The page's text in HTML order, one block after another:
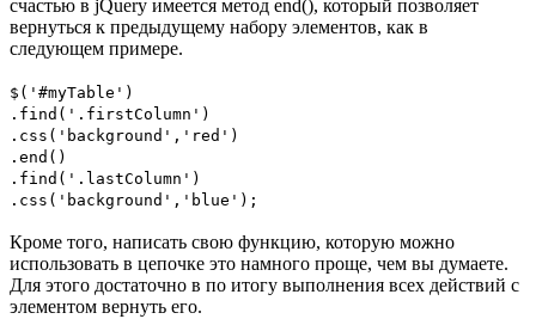
счастью в jQuery имеется метод end(), который позволяет
вернуться к предыдущему набору элементов, как в
следующем примере.
$('#myTable')
.find('.firstColumn')
.css('background','red')
.end()
.find('.lastColumn')
.css('background','blue');
Кроме того, написать свою функцию, которую можно
использовать в цепочке это намного проще, чем вы думаете.
Для этого достаточно в по итогу выполнения всех действий с
элементом вернуть его.